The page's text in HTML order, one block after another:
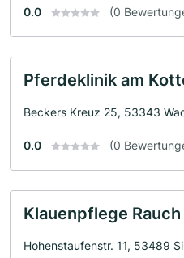
0.0 (0
Pferdeklinik am
Beckers Kreuz 25, 53343
0.0 (0
Klauenpflege Rauch
Hohenstaufenstr. 11, 53489